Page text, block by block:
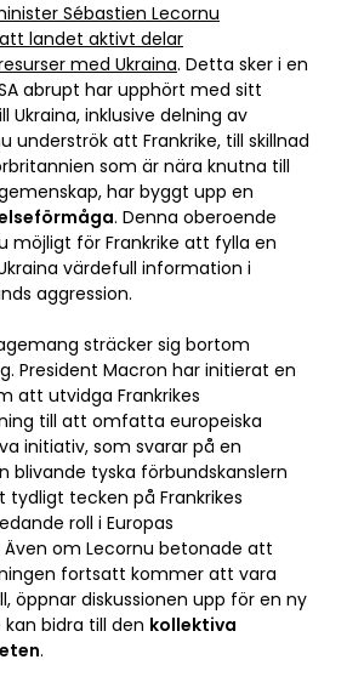
Sébastien Lecornu
landet aktivt delar
med Ukraina. Detta sker i en
abrupt har upphört med sitt
Ukraina, inklusive delning av
underströk att Frankrike, till skillnad
som är nära knutna till
har byggt upp en
. Denna oberoende
möjligt för Frankrike att fylla en
värdefull information i
aggression.
sträcker sig bortom
President Macron har initierat en
att utvidga Frankrikes
till att omfatta europeiska
initiativ, som svarar på en
blivande tyska förbundskanslern
tydligt tecken på Frankrikes
roll i Europas
om Lecornu betonade att
fortsatt kommer att vara
öppnar diskussionen upp för en ny
kan bidra till den kollektiva
.